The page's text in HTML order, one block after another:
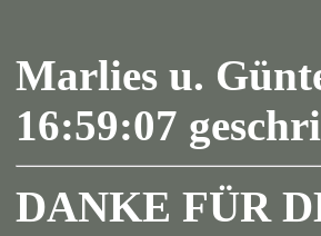
Marlies u.
16:59:07
DANKE FÜR